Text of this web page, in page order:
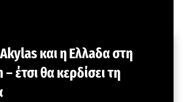
και η Ελλaδα στη
έτσι θα κερδίσει τη